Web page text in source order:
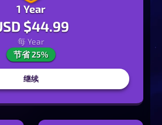
1 Year
$44.99
每Year
节省 25%
继续